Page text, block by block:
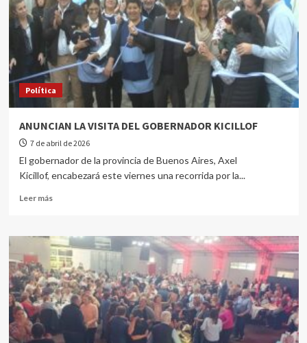
Política
ANUNCIAN LA VISITA DEL GOBERNADOR KICILLOF
7 de abril de 2026
El gobernador de la provincia de Buenos Aires, Axel
Kicillof, encabezará este viernes una recorrida por la...
Leer más